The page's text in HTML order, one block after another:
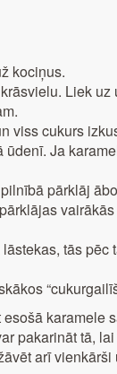
kociņus.
Liek uz
viss cukurs
ūdenī. Ja
pārklāj
tās pēc
karamele
pakarināt tā,
arī vienkārši